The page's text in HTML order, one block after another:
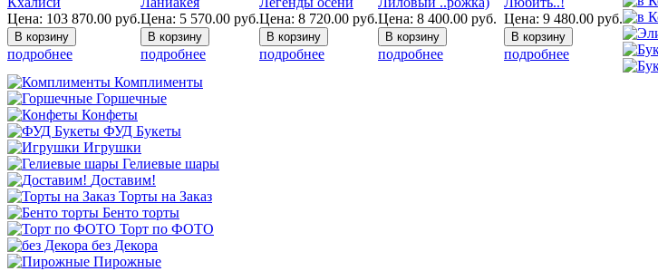
Цена: 103 870.00 руб.
подробнее
Цена: 5 570.00 руб.
подробнее
Цена: 8 720.00 руб.
подробнее
Цена: 8 400.00 руб.
подробнее
Цена: 9 480.00 руб.
подробнее
Комплименты
Горшечные
Конфеты
ФУД Букеты
Игрушки
Гелиевые шары
Доставим!
Торты на Заказ
Бенто торты
Торт по ФОТО
без Декора
Пирожные